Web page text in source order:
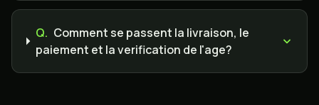
Q. Comment se passent la livraison, le
paiement et la verification de l'age?